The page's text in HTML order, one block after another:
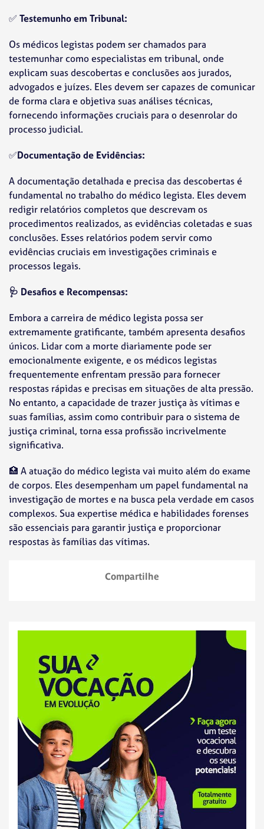
✅ Testemunho em Tribunal:
Os médicos legistas podem ser chamados para
testemunhar como especialistas em tribunal, onde
explicam suas descobertas e conclusões aos jurados,
advogados e juízes. Eles devem ser capazes de comunicar
de forma clara e objetiva suas análises técnicas,
fornecendo informações cruciais para o desenrolar do
processo judicial.
✅Documentação de Evidências:
A documentação detalhada e precisa das descobertas é
fundamental no trabalho do médico legista. Eles devem
redigir relatórios completos que descrevam os
procedimentos realizados, as evidências coletadas e suas
conclusões. Esses relatórios podem servir como
evidências cruciais em investigações criminais e
processos legais.
🩺 Desafios e Recompensas:
Embora a carreira de médico legista possa ser
extremamente gratificante, também apresenta desafios
únicos. Lidar com a morte diariamente pode ser
emocionalmente exigente, e os médicos legistas
frequentemente enfrentam pressão para fornecer
respostas rápidas e precisas em situações de alta pressão.
No entanto, a capacidade de trazer justiça às vítimas e
suas famílias, assim como contribuir para o sistema de
justiça criminal, torna essa profissão incrivelmente
significativa.
🏥 A atuação do médico legista vai muito além do exame
de corpos. Eles desempenham um papel fundamental na
investigação de mortes e na busca pela verdade em casos
complexos. Sua expertise médica e habilidades forenses
são essenciais para garantir justiça e proporcionar
respostas às famílias das vítimas.
Compartilhe